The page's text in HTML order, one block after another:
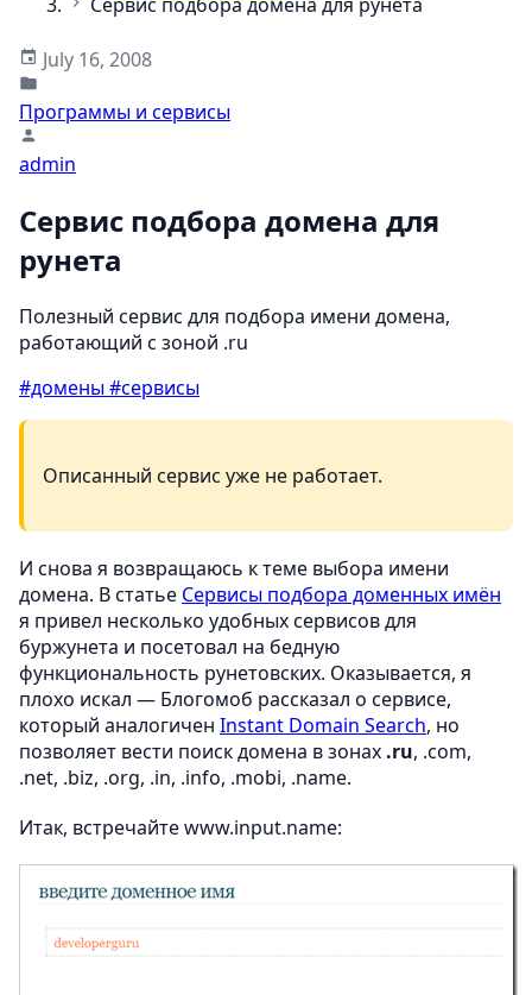
July 16, 2008
Программы и сервисы
admin
Сервис подбора домена для
рунета
Полезный сервис для подбора имени домена,
работающий с зоной .ru
#домены#сервисы
Описанный сервис уже не работает.
И снова я возвращаюсь к теме выбора имени
домена. В статье Сервисы подбора доменных имён
я привел несколько удобных сервисов для
буржунета и посетовал на бедную
функциональность рунетовских. Оказывается, я
плохо искал — Блогомоб рассказал о сервисе,
который аналогичен Instant Domain Search, но
позволяет вести поиск домена в зонах .ru, .com,
.net, .biz, .org, .in, .info, .mobi, .name.
Итак, встречайте www.input.name: